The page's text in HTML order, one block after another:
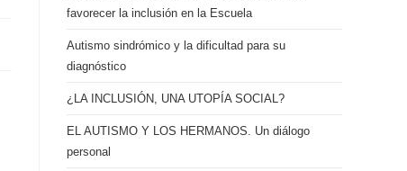
favorecer la inclusión en la Escuela
Autismo sindrómico y la dificultad para su
diagnóstico
¿LA INCLUSIÓN, UNA UTOPÍA SOCIAL?
EL AUTISMO Y LOS HERMANOS. Un diálogo
personal